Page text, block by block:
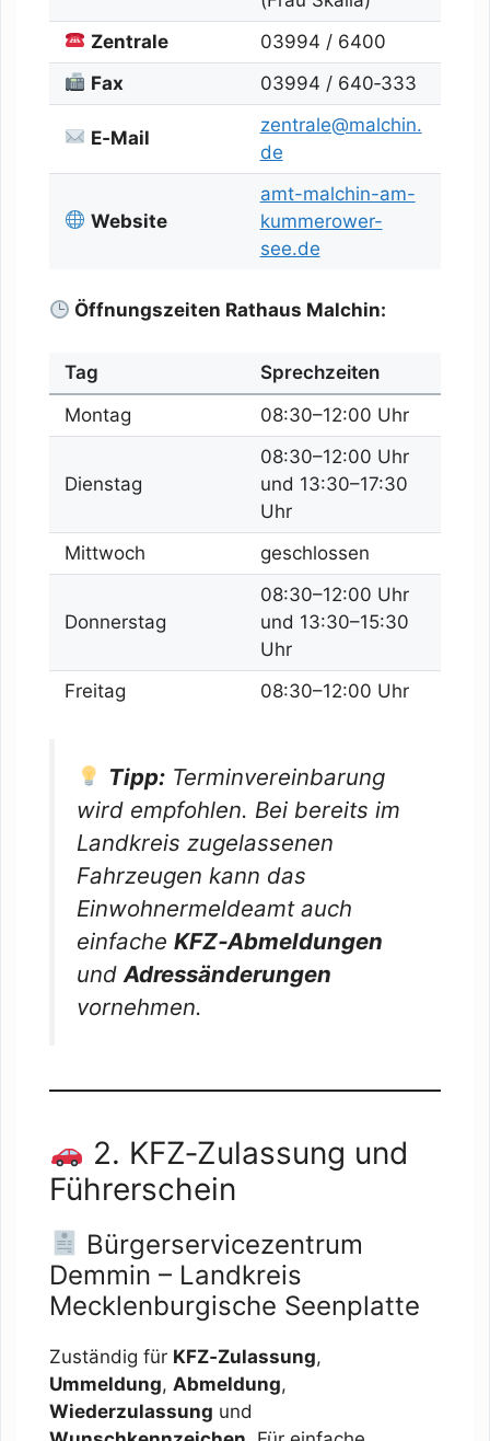
Zentrale
03994 / 6400
Fax
03994 / 640‑333
E‑Mail
zentrale@malchin.
de
Website
amt-malchin-am-
kummerower-
see.de
Öffnungszeiten Rathaus Malchin:
Tag
Sprechzeiten
Montag
08:30–12:00 Uhr
Dienstag
08:30–12:00 Uhr
und 13:30–17:30
Uhr
Mittwoch
geschlossen
Donnerstag
08:30–12:00 Uhr
und 13:30–15:30
Uhr
Freitag
08:30–12:00 Uhr
Tipp: Terminvereinbarung
wird empfohlen. Bei bereits im
Landkreis zugelassenen
Fahrzeugen kann das
Einwohnermeldeamt auch
einfache KFZ‑Abmeldungen
undAdressänderungen
vornehmen.
2. KFZ‑Zulassung und
Führerschein
Bürgerservicezentrum
Demmin – Landkreis
Mecklenburgische Seenplatte
Zuständig für KFZ‑Zulassung,
Ummeldung, Abmeldung,
Wiederzulassung und